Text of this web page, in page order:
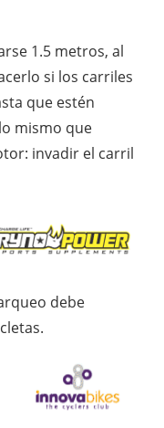
1.5 metros, al
si los carriles
que estén
mismo que
invadir el carril
debe